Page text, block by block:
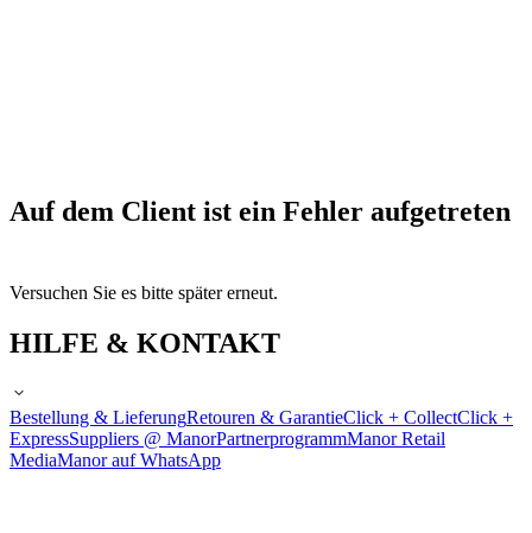
Auf dem Client ist ein Fehler aufgetreten
Versuchen Sie es bitte später erneut.
HILFE & KONTAKT
Bestellung & LieferungRetouren & GarantieClick + CollectClick +
ExpressSuppliers @ ManorPartnerprogrammManor Retail
MediaManor auf WhatsApp